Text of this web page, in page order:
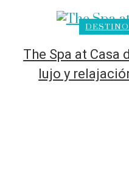
The Spa at Casa
lujo y